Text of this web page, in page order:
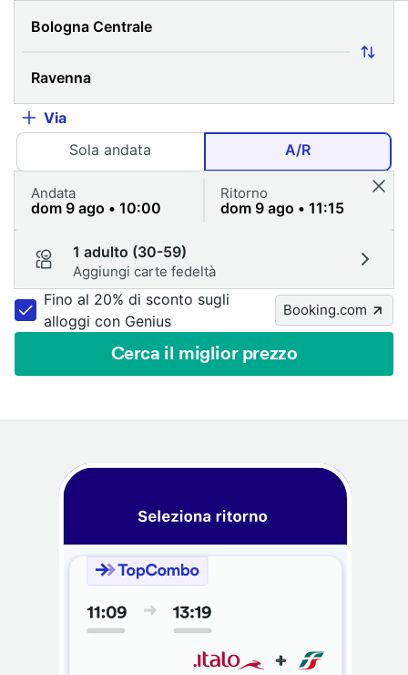
Via
Sola andata
A/R
Andata Ritorno
1 adulto (30-59)
Aggiungi carte fedeltà
Fino al 20% di sconto sugli
alloggi con Genius
Booking.com
Cerca il miglior prezzo